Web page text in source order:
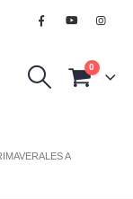
0
A